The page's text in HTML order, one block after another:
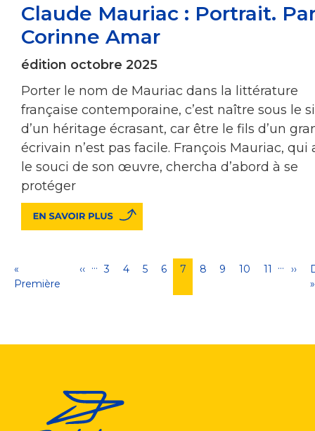
Claude Mauriac : Portrait.
Corinne Amar
édition octobre 2025
Porter le nom de Mauriac dans la littérature
française contemporaine, c’est naître sous le
d’un héritage écrasant, car être le fils d’un
écrivain n’est pas facile. François Mauriac, qui
le souci de son œuvre, chercha d’abord à se
protéger
Pagination
Première
page
«
Première
Page
‹‹ … Page
3 Page
4 Page
5 Page
6
Page
7 Page
8 Page
9 Page
10 Page
11 … ››
»